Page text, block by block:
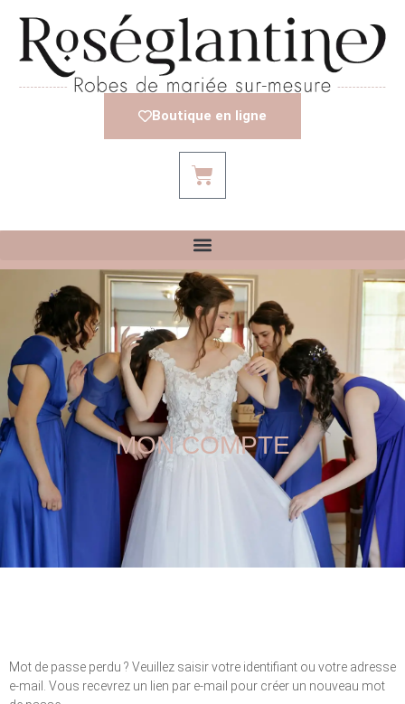
Boutique en ligne
MON COMPTE
Mot de passe perdu ? Veuillez saisir votre identifiant ou votre adresse
e-mail. Vous recevrez un lien par e-mail pour créer un nouveau mot